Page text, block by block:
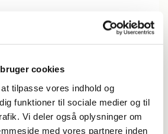
cookies
tilpasse vores indhold og
funktioner til sociale medier og til
Vi deler også oplysninger om
med vores partnere inden
i Skagen samler